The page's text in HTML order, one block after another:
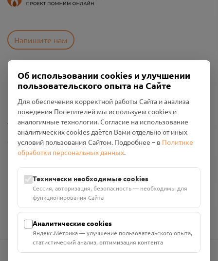
Напишите нам
Пользовательское соглашение
Политика конфиденциальности
Промо-материалы
Настройки cookies
Общество с ограниченной ответственностью «Смоленский
Проект Помним»
Юридический адрес: 216790, Смоленская область, р-н
Руднянский, г. Рудня, улица Западная, д. 26А, пом. 18
Номер счёта: 40702810901130004287 в АО "АЛЬФА-БАНК"
Кор. счёт: 30101810200000000593
Об использовании cookies и улучшении
пользовательского опыта на Сайте
Для обеспечения корректной работы Сайта и анализа
поведения Посетителей мы используем cookies и
аналогичные технологии. Согласие на использование
аналитических cookies даётся Вами отдельно от иных
условий пользования Сайтом. Подробнее – в Политике
обработки персональных данных.
Технически необходимые cookies
Сессия, авторизация, безопасность — необходимы для
функционирования Сайта
Аналитические cookies
Яндекс.Метрика — улучшение пользовательского опыта,
статистический анализ, оптимизация контента